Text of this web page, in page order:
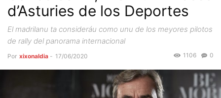
d’Asturies de los Deportes
El madrilanu ta consideráu como unu de los meyores pilotos
de rally del panorama internacional
Por xixonaldia - 17/06/2020 0
1106